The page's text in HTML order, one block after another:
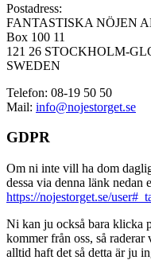
Postadress:
FANTASTISKA NÖJEN
Box 100 11
121 26 STOCKHOLM-
SWEDEN
Telefon: 08-19 50 50
Mail: info@nojestorget.se
GDPR
Om ni inte vill ha dom
dessa via denna länk nedan
https://nojestorget.se/
Ni kan ju också bara klicka
kommer från oss, så
alltid haft det så detta är ju